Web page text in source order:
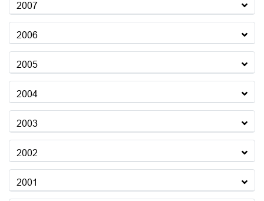
2007
2006
2005
2004
2003
2002
2001